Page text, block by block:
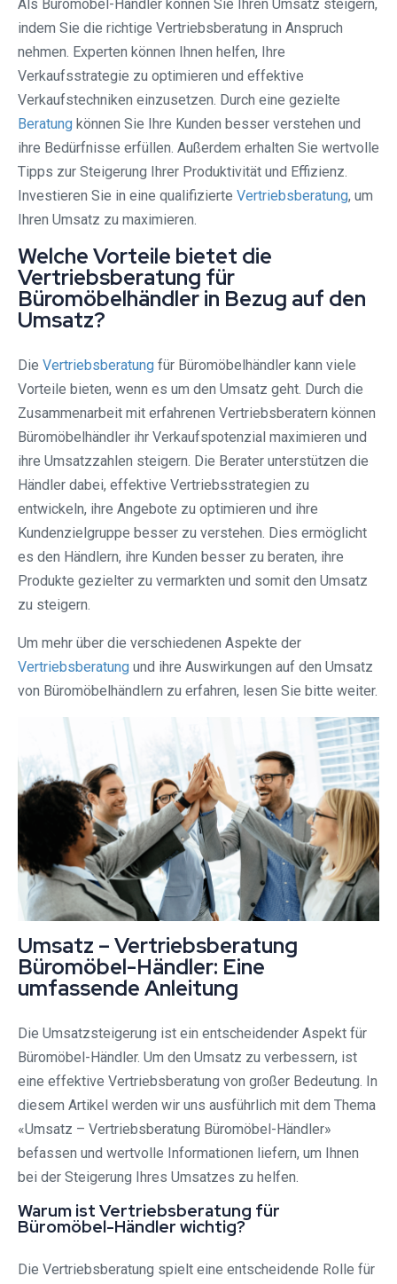
Als Büromöbel-Händler können Sie Ihren Umsatz steigern,
indem Sie die richtige Vertriebsberatung in Anspruch
nehmen. Experten können Ihnen helfen, Ihre
Verkaufsstrategie zu optimieren und effektive
Verkaufstechniken einzusetzen. Durch eine gezielte
Beratung können Sie Ihre Kunden besser verstehen und
ihre Bedürfnisse erfüllen. Außerdem erhalten Sie wertvolle
Tipps zur Steigerung Ihrer Produktivität und Effizienz.
Investieren Sie in eine qualifizierte Vertriebsberatung, um
Ihren Umsatz zu maximieren.
Welche Vorteile bietet die
Vertriebsberatung für
Büromöbelhändler in Bezug auf den
Umsatz?
Die Vertriebsberatung für Büromöbelhändler kann viele
Vorteile bieten, wenn es um den Umsatz geht. Durch die
Zusammenarbeit mit erfahrenen Vertriebsberatern können
Büromöbelhändler ihr Verkaufspotenzial maximieren und
ihre Umsatzzahlen steigern. Die Berater unterstützen die
Händler dabei, effektive Vertriebsstrategien zu
entwickeln, ihre Angebote zu optimieren und ihre
Kundenzielgruppe besser zu verstehen. Dies ermöglicht
es den Händlern, ihre Kunden besser zu beraten, ihre
Produkte gezielter zu vermarkten und somit den Umsatz
zu steigern.
Um mehr über die verschiedenen Aspekte der
Vertriebsberatung und ihre Auswirkungen auf den Umsatz
von Büromöbelhändlern zu erfahren, lesen Sie bitte weiter.
Umsatz – Vertriebsberatung
Büromöbel-Händler: Eine
umfassende Anleitung
Die Umsatzsteigerung ist ein entscheidender Aspekt für
Büromöbel-Händler. Um den Umsatz zu verbessern, ist
eine effektive Vertriebsberatung von großer Bedeutung. In
diesem Artikel werden wir uns ausführlich mit dem Thema
«Umsatz – Vertriebsberatung Büromöbel-Händler»
befassen und wertvolle Informationen liefern, um Ihnen
bei der Steigerung Ihres Umsatzes zu helfen.
Warum ist Vertriebsberatung für
Büromöbel-Händler wichtig?
Die Vertriebsberatung spielt eine entscheidende Rolle für